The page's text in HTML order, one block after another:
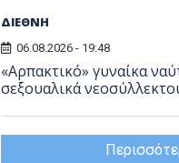
ΔΙΕΘΝΗ
06.08.2026 - 19:48
«Αρπακτικό» γυναίκα
σεξουαλικά